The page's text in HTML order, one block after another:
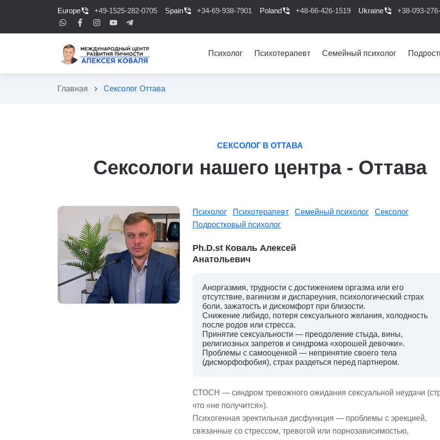
Europephone_in_talk +49-1525-282-0705 Spainphone_in_talk +34-69-938-7901 Polandphone_in_talk +48-66-426-1519 Ukrainephone_in_talk +38-093-
Психолог Психотерапевт Семейный психолог
Главная chevron_right Сексолог Оттава
СЕКСОЛОГ В ОТТАВА
Сексологи нашего центра - Оттава
Психолог Психотерапевт Семейный психолог
Сексолог
Подростковый психолог
Ph.D.st Коваль Алексей
Анатольевич
Аноргазмия, трудности с достижением оргазма или его
отсутствие, вагинизм и диспареуния, психологический страх
боли, зажатость и дискомфорт при близости.
Снижение либидо, потеря сексуального желания, холодность
после родов или стресса.
Принятие сексуальности — преодоление стыда, вины,
религиозных запретов и синдрома «хорошей девочки».
Проблемы с самооценкой — непринятие своего тела
(дисморфофобия), страх раздеться перед партнером.
СТОСН — синдром тревожного ожидания сексуальной неудачи
что «не получится»).
Психогенная эректильная дисфункция — проблемы с эрекцией,
связанные со стрессом, тревогой или порнозависимостью,